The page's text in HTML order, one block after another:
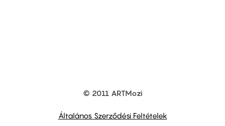
© 2011 ARTMozi
Általános Szerződési Feltételek